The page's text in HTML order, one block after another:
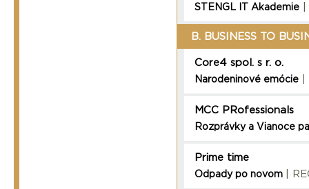
STENGL IT Akademie
B. BUSINESS TO
Core4 spol. s r. o.
Narodeninové emócie
MCC PRofessionals
Rozprávky a Vianoce
Prime time
Odpady po novom |